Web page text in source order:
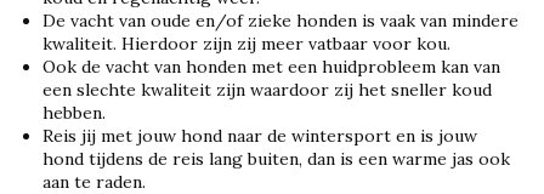
De vacht van oude en/of zieke honden is vaak van mindere
kwaliteit. Hierdoor zijn zij meer vatbaar voor kou.
Ook de vacht van honden met een huidprobleem kan van
een slechte kwaliteit zijn waardoor zij het sneller koud
hebben.
Reis jij met jouw hond naar de wintersport en is jouw
hond tijdens de reis lang buiten, dan is een warme jas ook
aan te raden.